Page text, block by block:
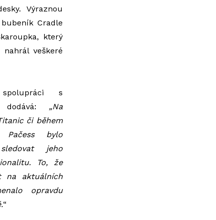
Výraznou
Cradle
který
veškeré
s
„Na
či během
Pačess bylo
jeho
To, že
na aktuálních
opravdu
“